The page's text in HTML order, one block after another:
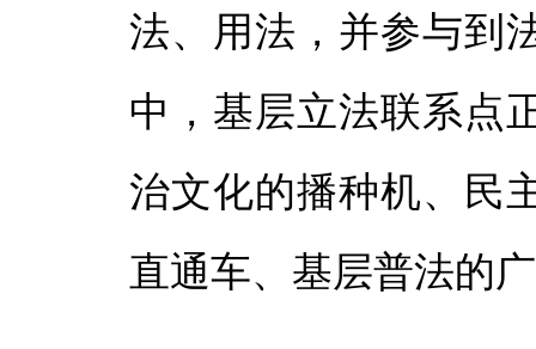
法、用法，并参与到
中，基层立法联系点
治文化的播种机、民
直通车、基层普法的